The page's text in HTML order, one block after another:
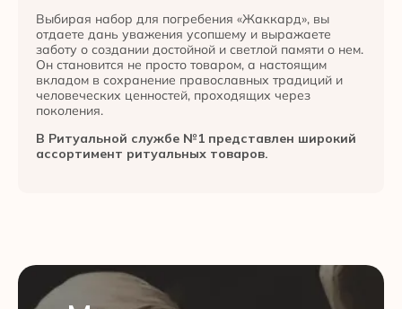
Выбирая набор для погребения «Жаккард», вы
отдаете дань уважения усопшему и выражаете
заботу о создании достойной и светлой памяти о нем.
Он становится не просто товаром, а настоящим
вкладом в сохранение православных традиций и
человеческих ценностей, проходящих через
поколения.
В Ритуальной службе №1 представлен широкий
ассортимент ритуальных товаров.